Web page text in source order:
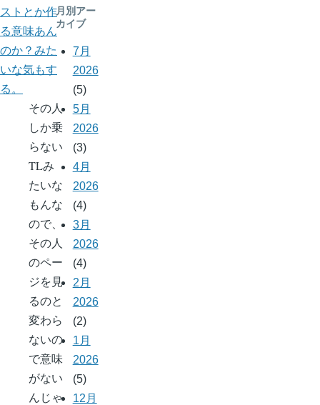
ストとか作
る意味あん
のか？みた
いな気もす
る。
その人
しか乗
らない
TLみ
たいな
もんな
ので、
その人
のペー
ジを見
るのと
変わら
ないの
で意味
がない
んじゃ
月別アー
カイブ
7月
2026
(5)
5月
2026
(3)
4月
2026
(4)
3月
2026
(4)
2月
2026
(2)
1月
2026
(5)
12月